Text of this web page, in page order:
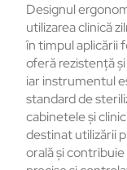
Designul
utilizarea clinică
în timpul aplicării
oferă rezistență
iar instrumentul
standard de
cabinetele și
destinat utilizării
orală și